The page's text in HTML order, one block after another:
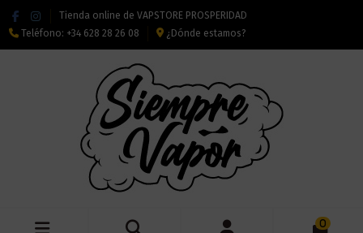
Tienda online de VAPSTORE PROSPERIDAD
Teléfono: +34 628 28 26 08 ¿Dónde estamos?
0